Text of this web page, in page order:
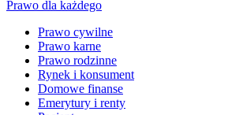
Prawo dla każdego
Prawo cywilne
Prawo karne
Prawo rodzinne
Rynek i konsument
Domowe finanse
Emerytury i renty